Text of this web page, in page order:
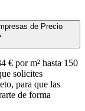
de Precio
€ por m² hasta 150
solicites
para que las
de forma